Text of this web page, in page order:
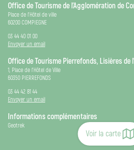
Voir la carte
Office de Tourisme de l’Agglomération de
Place de l’Hôtel de ville
60200 COMPIEGNE
03 44 40 01 00
Envoyer un email
Office de Tourisme Pierrefonds, Lisières de
1, Place de l’Hôtel de Ville
60350 PIERREFONDS
03 44 42 81 44
Envoyer un email
Informations complémentaires
Geotrek